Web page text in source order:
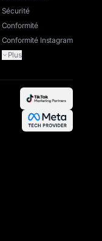
Sécurité
Conformité
Conformité Instagram
Plus